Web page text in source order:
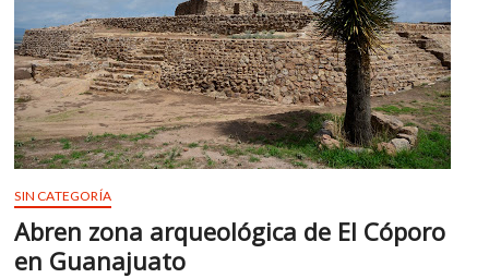
SIN CATEGORÍA
Abren zona arqueológica de El Cóporo
en Guanajuato